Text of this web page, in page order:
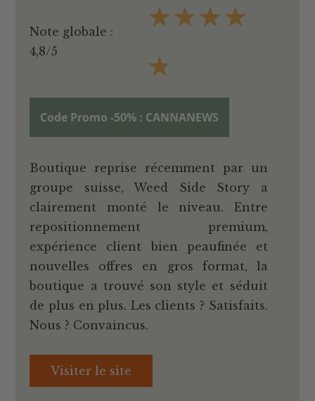
Note globale :
4,8/5
★★★★
★
Code Promo -50% : CANNANEWS
Boutique reprise récemment par un
groupe suisse, Weed Side Story a
clairement monté le niveau. Entre
repositionnement premium,
expérience client bien peaufinée et
nouvelles offres en gros format, la
boutique a trouvé son style et séduit
de plus en plus. Les clients ? Satisfaits.
Nous ? Convaincus.
Visiter le site